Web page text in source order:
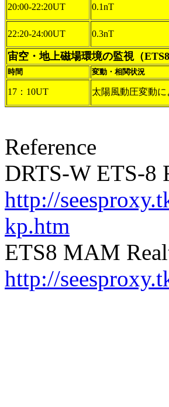
20:00-22:20UT 0.1nT
22:20-24:00UT 0.3nT
宙空・地上磁場環境の監視（
時間 変動・相関状況
17：10UT 太陽風動圧変動に
Reference
DRTS-W ETS-8
http://
kp.htm
ETS8 MAM
http://